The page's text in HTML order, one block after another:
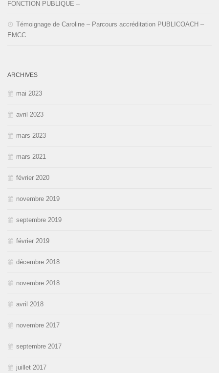
FONCTION PUBLIQUE –
Témoignage de Caroline – Parcours accréditation PUBLICOACH –
EMCC
ARCHIVES
mai 2023
avril 2023
mars 2023
mars 2021
février 2020
novembre 2019
septembre 2019
février 2019
décembre 2018
novembre 2018
avril 2018
novembre 2017
septembre 2017
juillet 2017